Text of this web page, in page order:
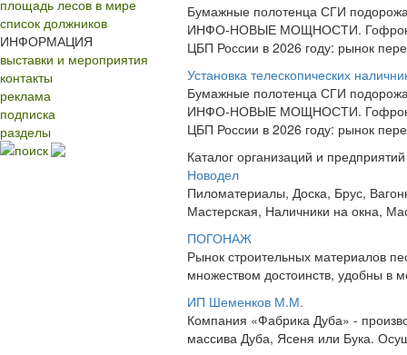
площадь лесов в мире
список должников
ИНФОРМАЦИЯ
выставки и мероприятия
контакты
реклама
подписка
разделы
поиск
Бумажные полотенца СГИ
ИНФО-НОВЫЕ МОЩНОСТИ.
ЦБП России в 2026 году: рынок
Установка телескопических
Бумажные полотенца СГИ
ИНФО-НОВЫЕ МОЩНОСТИ.
ЦБП России в 2026 году: рынок
Каталог организаций и предприятий
Новодел
Пиломатериалы, Доска, Брус,
Мастерская, Наличники на окна,
ПОГОНАЖ
Рынок строительных материалов
множеством достоинств, удобны в
ИП Шеменков М.М.
Компания «Фабрика Дуба» -
массива Дуба, Ясеня или Бука.